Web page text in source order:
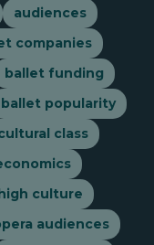
audiences
companies
ballet funding
ballet popularity
class
culture
audiences